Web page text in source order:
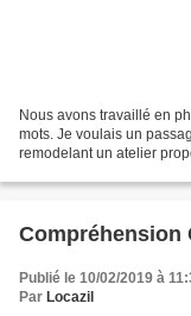
Nous avons travaillé en
mots. Je voulais un
remodelant un atelier
Compréhension
Publié le 10/02/2019 à
Par Locazil